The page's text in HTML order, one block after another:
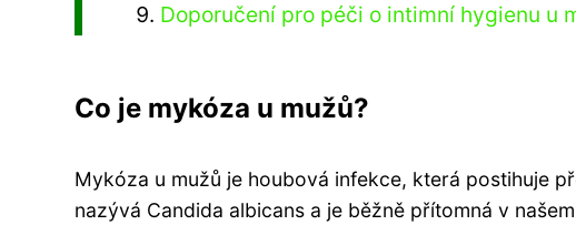
Doporučení pro péči o intimní hygienu u
Co je mykóza u mužů?
Mykóza u mužů je houbová infekce, která postihuje
nazývá Candida albicans a je běžně přítomná v